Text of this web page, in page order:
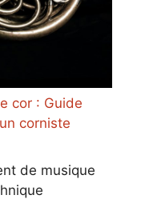
cor : Guide
corniste
de musique